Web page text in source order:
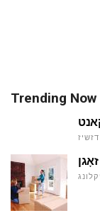
Trending Now